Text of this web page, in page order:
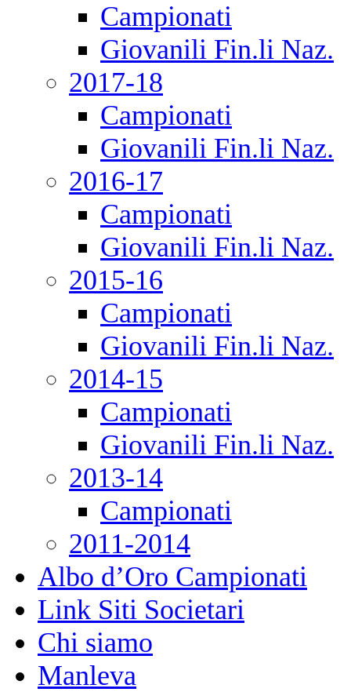
Campionati
Giovanili Fin.li Naz.
2017-18
Campionati
Giovanili Fin.li Naz.
2016-17
Campionati
Giovanili Fin.li Naz.
2015-16
Campionati
Giovanili Fin.li Naz.
2014-15
Campionati
Giovanili Fin.li Naz.
2013-14
Campionati
2011-2014
Albo d’Oro Campionati
Link Siti Societari
Chi siamo
Manleva